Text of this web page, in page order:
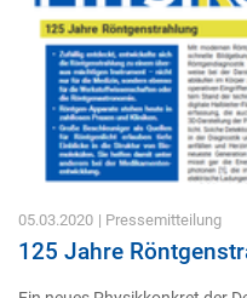
05.03.2020 | Pressemitteilung
125 Jahre